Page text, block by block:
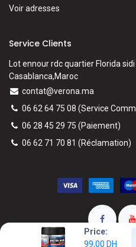
Price:
99,00 DH
Voir adresses
Service Clients
Lot ennour rdc quartier Florida
Casablanca,Maroc
contat@verona.ma
06 62 64 75 08 (Service
06 28 45 29 75 (Paiement)
06 62 71 70 81 (Réclamation)